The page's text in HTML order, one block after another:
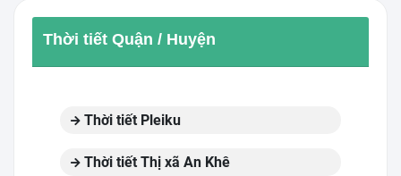
Thời tiết Quận / Huyện
Thời tiết Pleiku
Thời tiết Thị xã An Khê